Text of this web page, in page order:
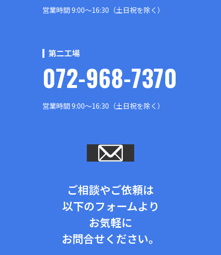
営業時間 9:00～16:30（土日祝を除く）
第二工場
072-968-7370
営業時間 9:00～16:30（土日祝を除く）
ご相談やご依頼は
以下のフォームより
お気軽に
お問合せください。